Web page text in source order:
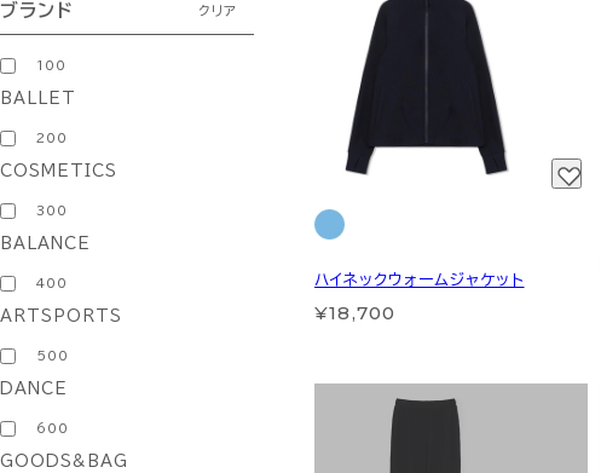
ブランド クリア
100
BALLET
200
COSMETICS
300
BALANCE
400
ARTSPORTS
500
DANCE
600
GOODS&BAG
ハイネックウォームジャケット
¥18,700